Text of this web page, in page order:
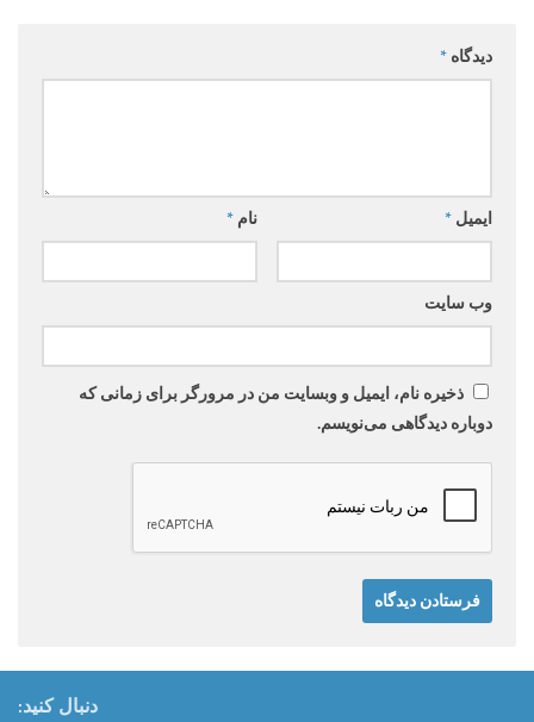
دیدگاه *
نام * ایمیل *
وب‌ سایت
ذخیره نام، ایمیل و وبسایت من در مرورگر برای زمانی که
دوباره دیدگاهی می‌نویسم.
دنبال کنید: